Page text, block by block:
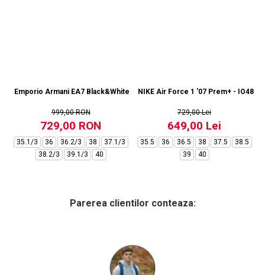
Emporio Armani EA7 Black&White Vintage NY - AF18609-7X000541-
999,00 RON
729,00 RON
35.1/3 36 36.2/3 38
37.1/3
38.2/3
39.1/3 40
NIKE Air Force 1 '07 Prem+ -
729,00 Lei
649,00 Lei
35.5 36 36.5 38 37.5
38.5
39
40
Parerea clientilor conteaza: